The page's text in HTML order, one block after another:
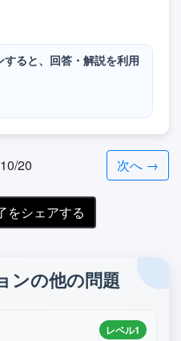
ると、回答・解説を利用
20 次へ →
をシェアする
ンの他の問題
レベル1